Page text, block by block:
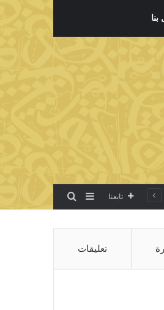
بنا
تابعنا إضافة عمود جانبي
بحث عن
تعليقات